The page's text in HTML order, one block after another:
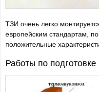
ТЗИ очень легко
европейским стандартам,
положительные
Работы по подготовке